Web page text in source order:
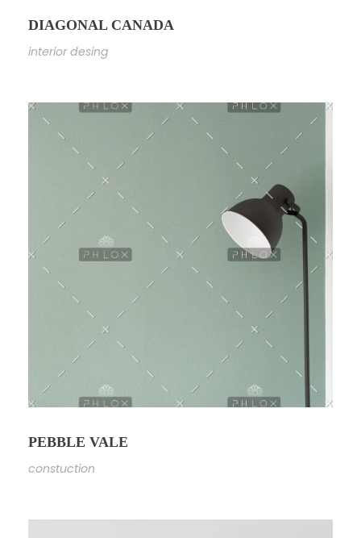
DIAGONAL CANADA
interior desing
PEBBLE VALE
constuction